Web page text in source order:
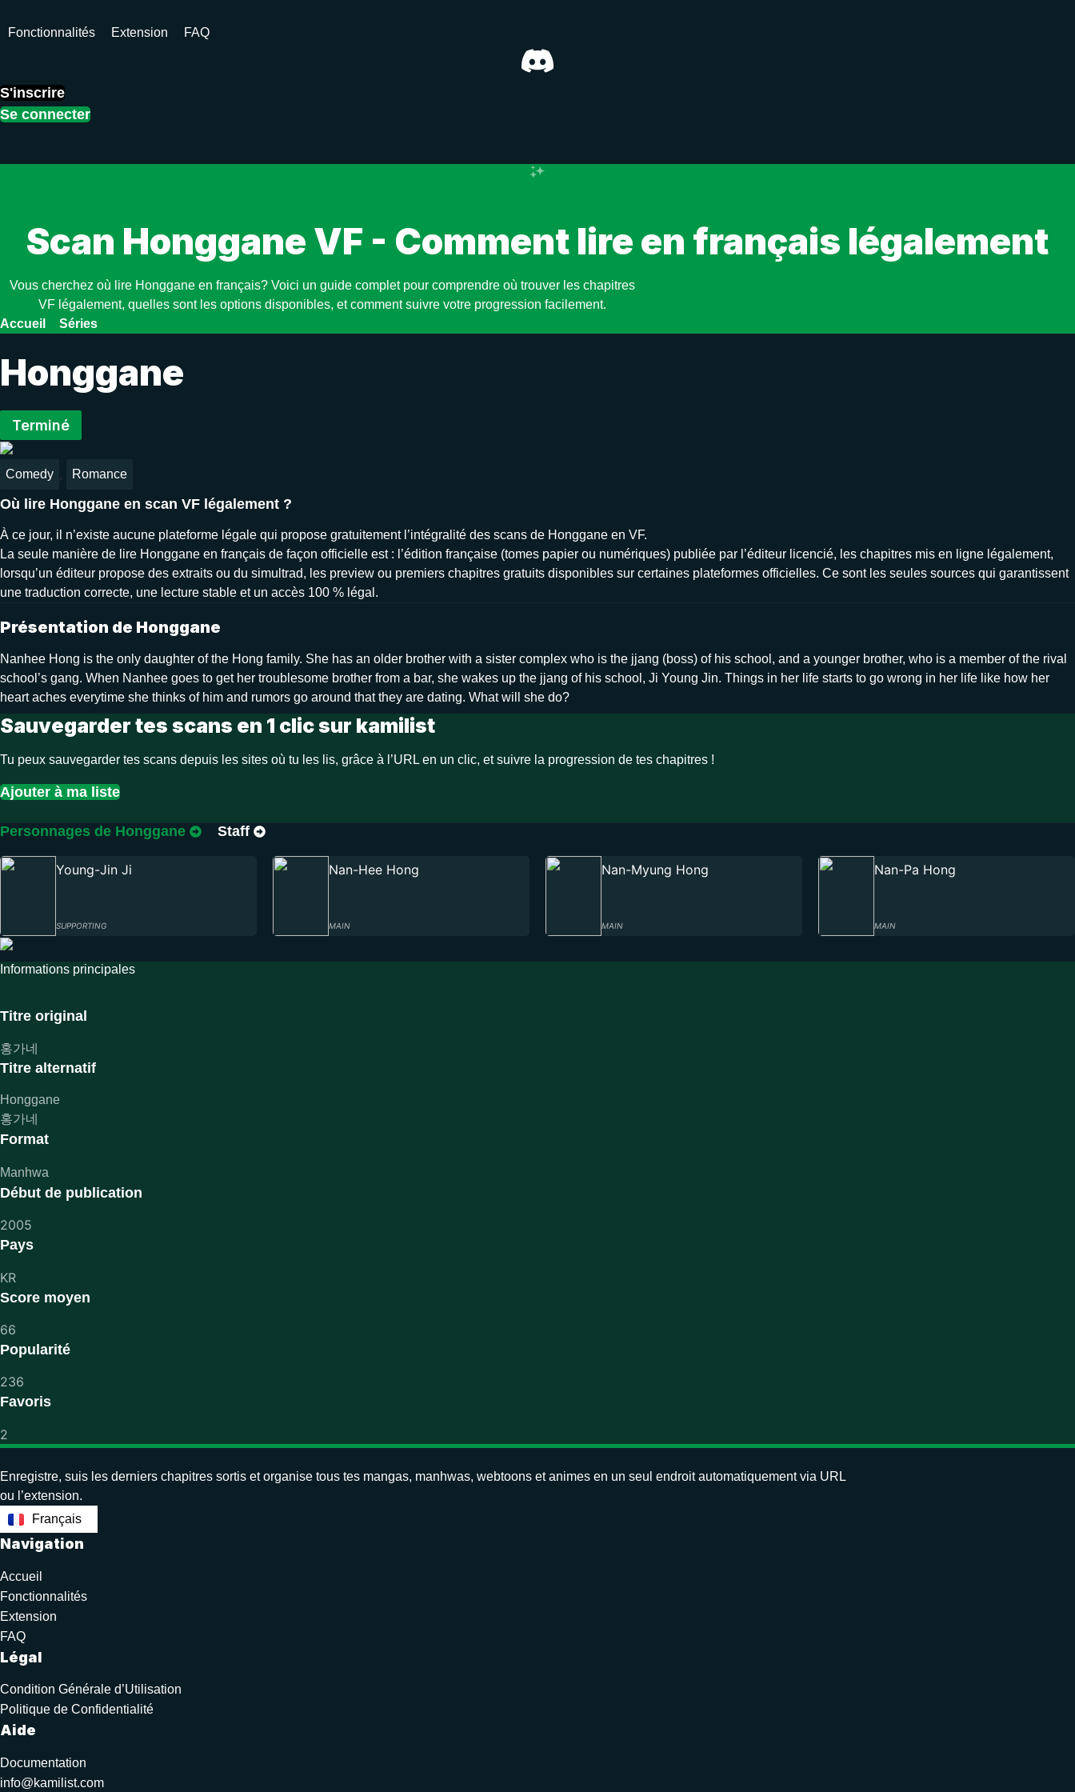
auFonctionnalités Extension FAQ
S'inscrire
Se connecter
Scan Honggane VF - Comment lire en français légalement
Vous cherchez où lire Honggane en français? Voici un guide complet pour comprendre où trouver les chapitres
VF légalement, quelles sont les options disponibles, et comment suivre votre progression facilement.
Accueil
Séries
Honggane
Terminé
Comedy , Romance
Où lire Honggane en scan VF légalement ?
À ce jour, il n’existe aucune plateforme légale qui propose gratuitement l’intégralité des scans de Honggane en VF.
La seule manière de lire Honggane en français de façon officielle est : l’édition française (tomes papier ou numériques) publiée par l’éditeur licencié, les chapitres mis en ligne légalement,
lorsqu’un éditeur propose des extraits ou du simultrad, les preview ou premiers chapitres gratuits disponibles sur certaines plateformes officielles. Ce sont les seules sources qui garantissent
une traduction correcte, une lecture stable et un accès 100 % légal.
Présentation de Honggane
Nanhee Hong is the only daughter of the Hong family. She has an older brother with a sister complex who is the jjang (boss) of his school, and a younger brother, who is a member of the rival
school’s gang. When Nanhee goes to get her troublesome brother from a bar, she wakes up the jjang of his school, Ji Young Jin. Things in her life starts to go wrong in her life like how her
heart aches everytime she thinks of him and rumors go around that they are dating. What will she do?
Sauvegarder tes scans en 1 clic sur kamilist
Tu peux sauvegarder tes scans depuis les sites où tu les lis, grâce à l’URL en un clic, et suivre la progression de tes chapitres !
Ajouter à ma liste
Personnages de Honggane Staff
Young-Jin Ji
SUPPORTING
Nan-Hee Hong
MAIN
Nan-Myung Hong
MAIN
Nan-Pa Hong
MAIN
Informations principales
Titre original
홍가네
Titre alternatif
Honggane
홍가네
Format
Manhwa
Début de publication
2005
Pays
KR
Score moyen
66
Popularité
236
Favoris
2
Enregistre, suis les derniers chapitres sortis et organise tous tes mangas, manhwas, webtoons et animes en un seul endroit automatiquement via URL
ou l’extension.
Français
English
Navigation
Accueil
Fonctionnalités
Extension
FAQ
Légal
Condition Générale d’Utilisation
Politique de Confidentialité
Aide
Documentation
info@kamilist.com